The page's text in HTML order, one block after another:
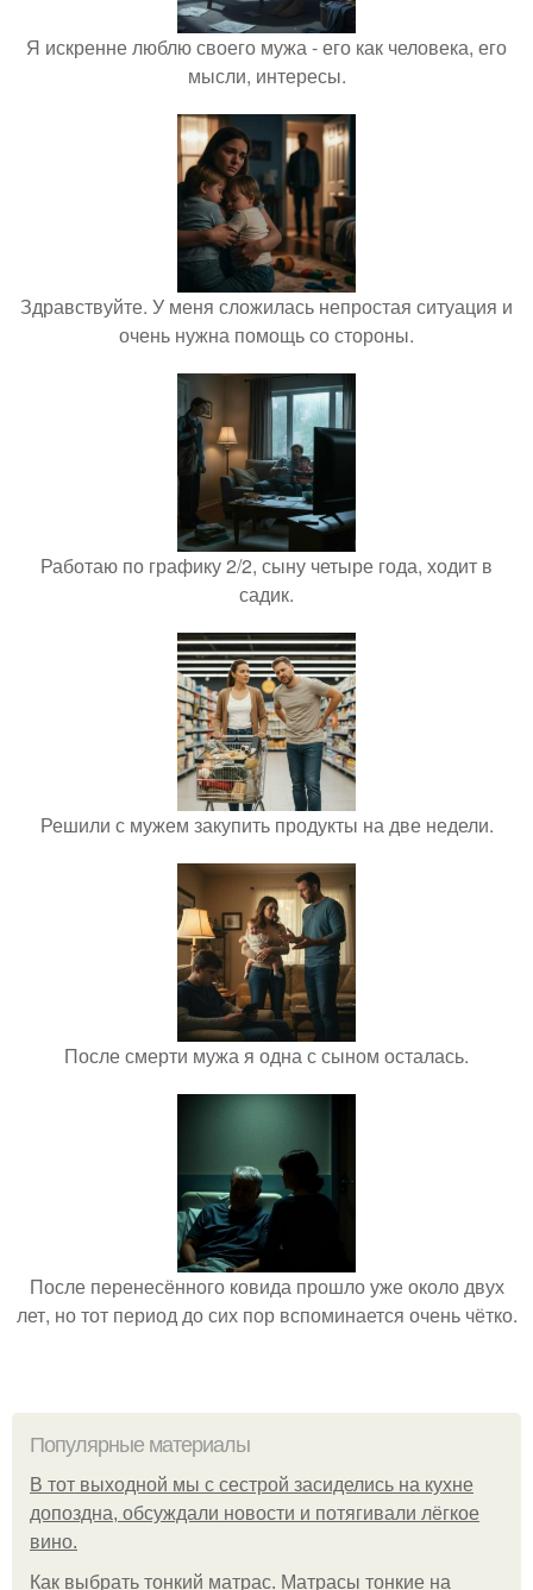
Я искренне люблю своего мужа - его как человека, его
мысли, интересы.
Здравствуйте. У меня сложилась непростая ситуация и
очень нужна помощь со стороны.
Работаю по графику 2/2, сыну четыре года, ходит в
садик.
Решили с мужем закупить продукты на две недели.
После смерти мужа я одна с сыном осталась.
После перенесённого ковида прошло уже около двух
лет, но тот период до сих пор вспоминается очень чётко.
Популярные материалы
В тот выходной мы с сестрой засиделись на кухне
допоздна, обсуждали новости и потягивали лёгкое
вино.
Как выбрать тонкий матрас. Матрасы тонкие на